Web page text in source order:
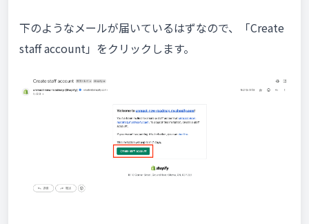
下のようなメールが届いているはずなので、「Create
staff account」をクリックします。